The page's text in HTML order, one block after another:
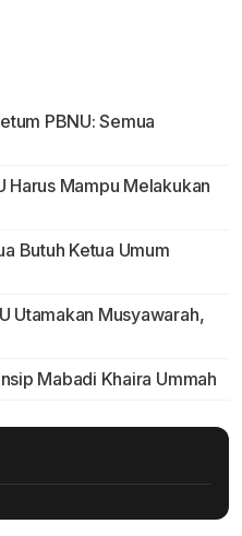
PBNU: Semua
Harus Mampu Melakukan
Butuh Ketua Umum
Utamakan Musyawarah,
Mabadi Khaira Ummah